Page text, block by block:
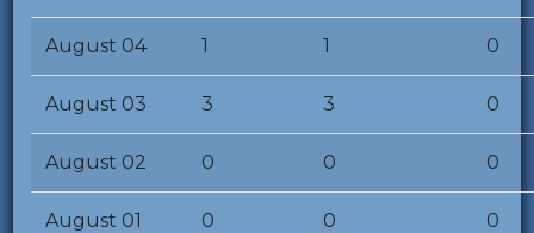
August 04 1 1 0
August 03 3 3 0
August 02 0 0 0
August 01 0 0 0